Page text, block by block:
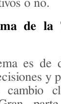
o no.
de la
es de
y
cambio